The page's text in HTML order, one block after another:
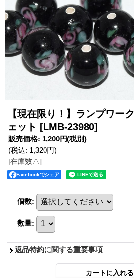
【現在限り！】ランプワ
ェット [LMB-23980]
販売価格: 1,200円(税別)
(税込: 1,320円)
[在庫数△]
Facebookでシェア
個数:
数量:
返品特約に関する重要事項